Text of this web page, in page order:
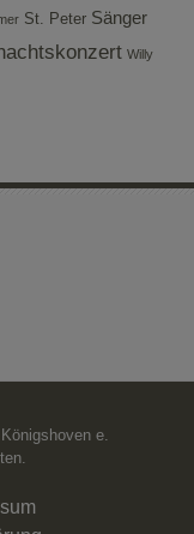
St. Peter Sänger
Willy
e.